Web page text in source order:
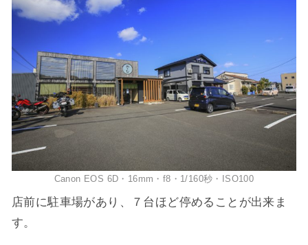
Canon EOS 6D・16mm・f8・1/160秒・ISO100
店前に駐車場があり、７台ほど停めることが出来ま
す。